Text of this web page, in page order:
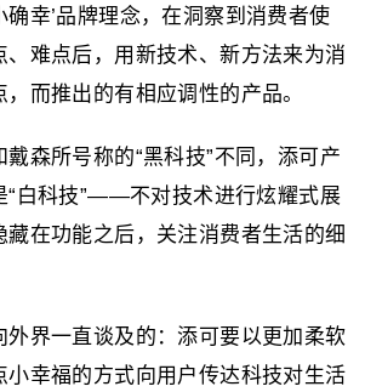
幸’品牌理念，在洞察到消费者使
、难点后，用新技术、新方法来为消
而推出的有相应调性的产品。
森所号称的“黑科技”不同，添可产
“白科技”——不对技术进行炫耀式展
藏在功能之后，关注消费者生活的细
外界一直谈及的：添可要以更加柔软
小幸福的方式向用户传达科技对生活